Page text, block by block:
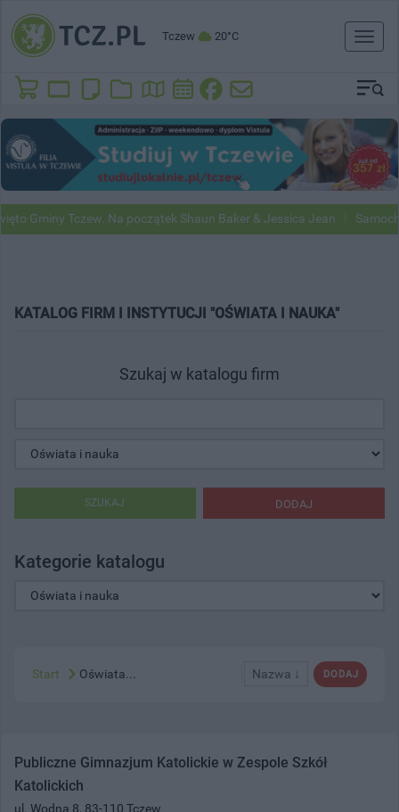
Tczew 20°C
Toggle
Gminy Tczew. Na początek Shaun Baker & Jessica Jean
KATALOG FIRM I INSTYTUCJI "OŚWIATA I NAUKA"
Szukaj w katalogu firm
DODAJ
SZUKAJ
Kategorie katalogu
DODAJ
Nazwa ↓
Start Oświata...
Publiczne Gimnazjum Katolickie w Zespole Szkół
Katolickich
ul. Wodna 8, 83-110 Tczew